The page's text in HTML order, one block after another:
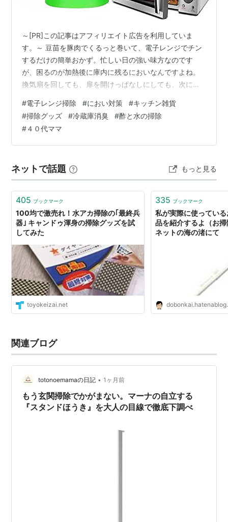
～[PR]この記事はアフィリエイト広告を利用していま
す。～ 豆苗を豚肉でくるっと巻いて、電子レンジでチン
するだけの簡単おかず。忙しい日の強い味方なのです
が、困るのが加熱後に庫内に残るにおいなんですよね。
換気扇を回しても、扉を開けっぱなしにしても、次に使
き掃除をしても、なんとなくすっきりしない。そんなモ
ヤモヤを抱えていたときに見つけたのが、今回ご紹介す
る「Angry Mama（アングリーママ）」という電子レン
ジクリーナーです。まだ手元にはないのですが、調べて
になったポイントをまとめてシェアしたい…
#電子レンジ掃除 #におい対策 #キッチン雑貨
#掃除グッズ #冷蔵庫消臭 #酢と水の掃除
#４０代ママ
ネットで話題 もっと見る
405 ブックマーク
100均で激売れ！水アカ掃除の｢最終兵
器｣ キャンドゥ渾身の掃除グッズを試
してみた
toyokeizai.net
335 ブックマーク
私が実際に使ってい
品を紹介するよ（お
ネットの海の渚にて
関連ブログ
totonoemamaの日記 • 1ヶ月前
もう玄関掃除でかがまない。マーナの自立する
『スタンドほうき』を大人の目線で徹底下調べ